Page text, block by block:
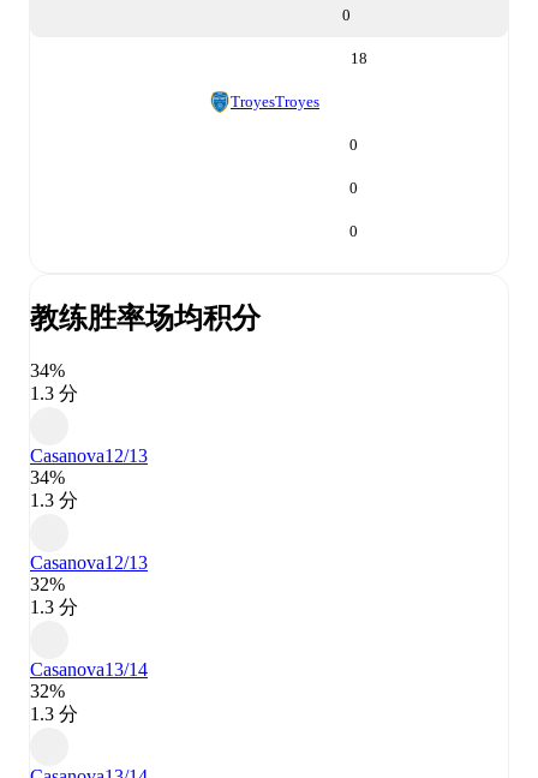
0
18
TroyesTroyes
0
0
0
教练胜率场均积分
34%
1.3 分
Casanova12/13
34%
1.3 分
Casanova12/13
32%
1.3 分
Casanova13/14
32%
1.3 分